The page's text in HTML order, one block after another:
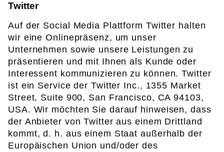
Twitter
Auf der Social Media Plattform Twitter halten
wir eine Onlinepräsenz, um unser
Unternehmen sowie unsere Leistungen zu
präsentieren und mit Ihnen als Kunde oder
Interessent kommunizieren zu können. Twitter
ist ein Service der Twitter Inc., 1355 Market
Street, Suite 900, San Francisco, CA 94103,
USA. Wir möchten Sie darauf hinweisen, dass
der Anbieter von Twitter aus einem Drittland
kommt, d. h. aus einem Staat außerhalb der
Europäischen Union und/oder des